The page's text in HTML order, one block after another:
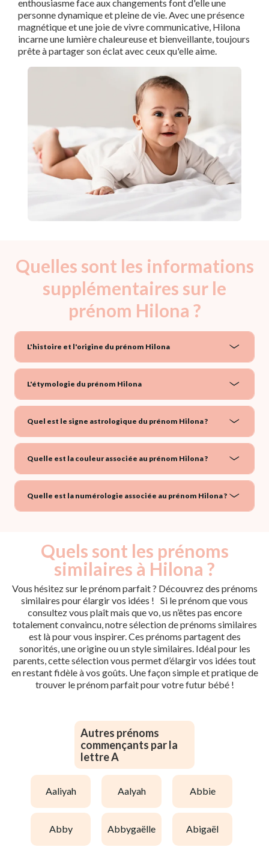
enthousiasme face aux changements font d'elle une
personne dynamique et pleine de vie. Avec une présence
magnétique et une joie de vivre communicative, Hilona
incarne une lumière chaleureuse et bienveillante, toujours
prête à partager son éclat avec ceux qu'elle aime.
Quelles sont les informations
supplémentaires sur le
prénom Hilona ?
L'histoire et l'origine du prénom Hilona
L'étymologie du prénom Hilona
Quel est le signe astrologique du prénom Hilona ?
Quelle est la couleur associée au prénom Hilona ?
Quelle est la numérologie associée au prénom Hilona ?
Quels sont les prénoms
similaires à Hilona ?
Vous hésitez sur le prénom parfait ? Découvrez des prénoms
similaires pour élargir vos idées ! Si le prénom que vous
consultez vous plaît mais que vo, us n’êtes pas encore
totalement convaincu, notre sélection de prénoms similaires
est là pour vous inspirer. Ces prénoms partagent des
sonorités, une origine ou un style similaires. Idéal pour les
parents, cette sélection vous permet d’élargir vos idées tout
en restant fidèle à vos goûts. Une façon simple et pratique de
trouver le prénom parfait pour votre futur bébé !
Autres prénoms
commençants par la
lettre A
aaliyah aalyah abbie
abby abbygaëlle abigaël